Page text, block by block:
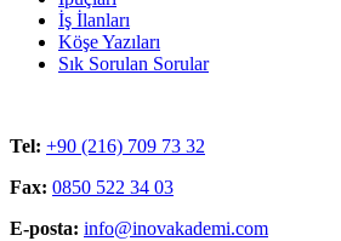
İş İlanları
Köşe Yazıları
Sık Sorulan Sorular
Tel: +90 (216) 709 73 32
Fax: 0850 522 34 03
E-posta: info@inovakademi.com